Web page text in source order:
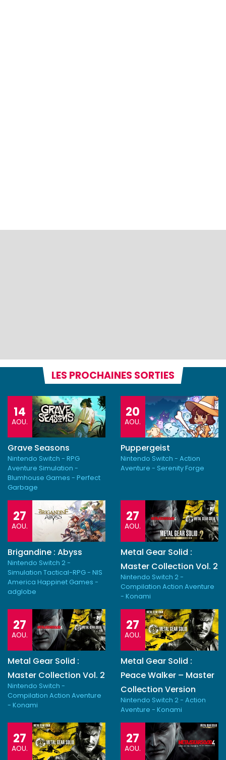
LES PROCHAINES SORTIES
14
AOU.
Grave Seasons
Nintendo Switch - RPG
Aventure Simulation -
Blumhouse Games - Perfect
Garbage
20
AOU.
Puppergeist
Nintendo Switch - Action
Aventure - Serenity Forge
27
AOU.
Brigandine : Abyss
Nintendo Switch 2 -
Simulation Tactical-RPG - NIS
America Happinet Games -
adglobe
27
AOU.
Metal Gear Solid :
Master Collection Vol. 2
Nintendo Switch 2 -
Compilation Action Aventure
- Konami
27
AOU.
Metal Gear Solid :
Master Collection Vol. 2
Nintendo Switch -
Compilation Action Aventure
- Konami
27
AOU.
Metal Gear Solid :
Peace Walker – Master
Collection Version
Nintendo Switch 2 - Action
Aventure - Konami
27
AOU.
27
AOU.